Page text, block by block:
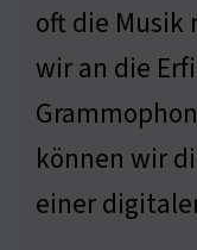
oft die Musik
wir an die
können wir
einer